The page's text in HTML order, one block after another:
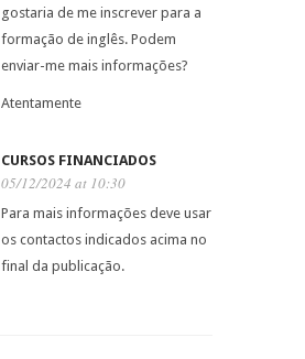
gostaria de me inscrever para a
formação de inglês. Podem
enviar-me mais informações?
Atentamente
CURSOS FINANCIADOS
05/12/2024 at 10:30
Para mais informações deve usar
os contactos indicados acima no
final da publicação.